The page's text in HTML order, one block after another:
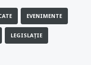
EVENIMENTE
LEGISLAȚIE